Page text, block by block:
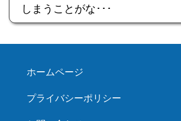
しまうことがな･･･
ホームページ
プライバシーポリシー